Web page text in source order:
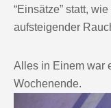
“Einsätze” statt,
aufsteigender
Alles in Einem war
Wochenende.